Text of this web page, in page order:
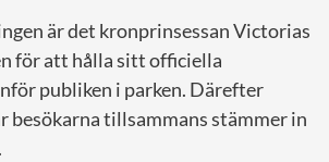
är det kronprinsessan Victorias
för att hålla sitt officiella
publiken i parken. Därefter
besökarna tillsammans stämmer in